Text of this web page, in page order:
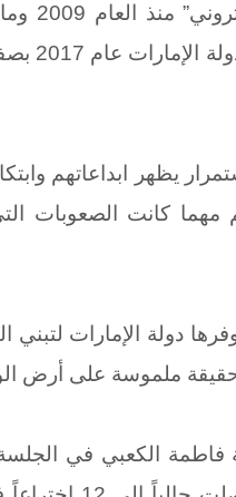
تأسيس
يظهر ابداعاتهم
كانت الصعوبات
دولة الإمارات لتبني
حقيقة ملموسة على أرض
فاطمة الكعبي في